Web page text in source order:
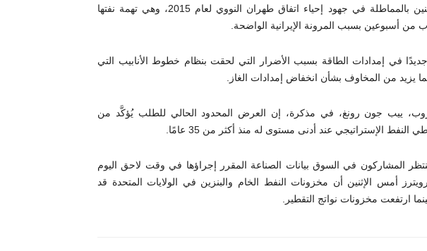
اتهمت إيران الولايات المتحدة أمس الإثنين بالمماطلة في جهود إحياء اتفاق طهران النووي لعام 2015، وهي تهمة نفتها
من أسبوعين بسبب المرونة الإيرانية الواضحة.
في إمدادات الطاقة بسبب الأضرار التي لحقت بنظام خطوط الأنابيب التي
يزيد من المخاوف بشأن انخفاض إمدادات الغاز.
ييب جون رونغ، في مذكرة، إن العرض المحدود الحالي للطلب يُؤكَّد من
الإستراتيجي عند أدنى مستوى له منذ أكثر من 35 عامًا.
ينتظر المشاركون في السوق بيانات الصناعة المقرر إجراؤها في وقت لاحق اليوم
رويترز أمس الإثنين أن مخزونات النفط الخام والبنزين في الولايات المتحدة قد
ارتفعت مخزونات نواتج التقطير.